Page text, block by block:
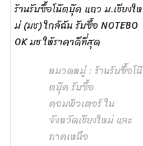
ร้านรับซื้อโน๊ตบุ๊ค แถว ม.เชียงให
ม่ (มช) ใกล้ฉัน รับซื้อ NOTEBO
OK มช ให้ราคาดีที่สุด
หมวดหมู่ : ร้านรับซื้อโน๊
ตบุ๊ค รับซื้อ
คอมพิวเตอร์ ใน
จังหวัดเชียงใหม่ และ
ภาคเหนือ